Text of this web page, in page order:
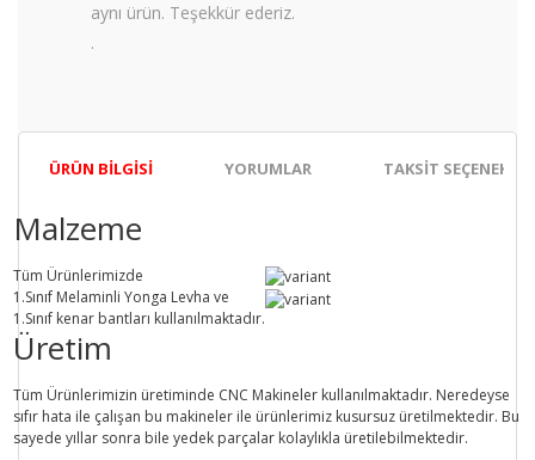
aynı ürün. Teşekkür ederiz.
.
ÜRÜN BILGISI YORUMLAR TAKSIT
Malzeme
Tüm Ürünlerimizde
1.Sınıf Melaminli Yonga Levha ve
1.Sınıf kenar bantları kullanılmaktadır.
Üretim
Tüm Ürünlerimizin üretiminde CNC Makineler kullanılmaktadır. Neredeyse
sıfır hata ile çalışan bu makineler ile ürünlerimiz kusursuz üretilmektedir. Bu
sayede yıllar sonra bile yedek parçalar kolaylıkla üretilebilmektedir.